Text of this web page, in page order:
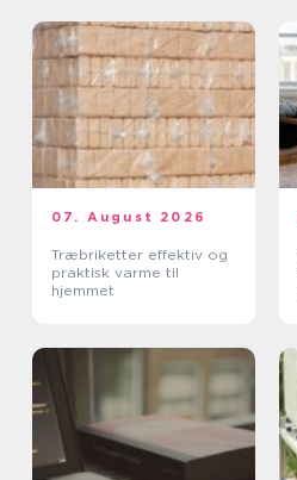
07. August 2026
Træbriketter effektiv og
praktisk varme til
hjemmet